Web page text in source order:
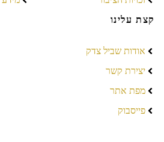
קצת עלינו
אודות שביל צדק
יצירת קשר
מפת אתר
פייסבוק